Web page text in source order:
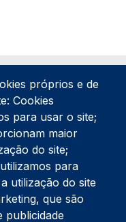
próprios e de
Cookies
para usar o site;
maior
do site;
para
utilização do site
que são
publicidade